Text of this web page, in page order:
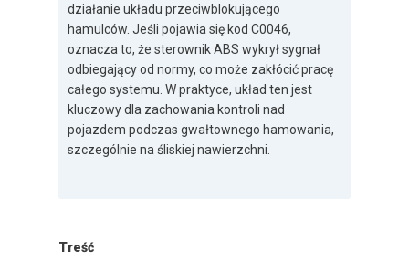
działanie układu przeciwblokującego
hamulców. Jeśli pojawia się kod C0046,
oznacza to, że sterownik ABS wykrył sygnał
odbiegający od normy, co może zakłócić pracę
całego systemu. W praktyce, układ ten jest
kluczowy dla zachowania kontroli nad
pojazdem podczas gwałtownego hamowania,
szczególnie na śliskiej nawierzchni.
Treść